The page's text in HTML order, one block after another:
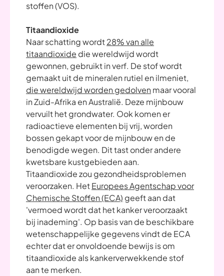
stoffen (VOS).
Titaandioxide
Naar schatting wordt28% van alle
titaandioxide die wereldwijd wordt
gewonnen, gebruikt in verf. De stof wordt
gemaakt uit de mineralen rutiel en ilmeniet,
die wereldwijd worden gedolven maar vooral
in Zuid-Afrika en Australië. Deze mijnbouw
vervuilt het grondwater. Ook komen er
radioactieve elementen bij vrij, worden
bossen gekapt voor de mijnbouw en de
benodigde wegen. Dit tast onder andere
kwetsbare kustgebieden aan.
Titaandioxide zou gezondheidsproblemen
veroorzaken. HetEuropees Agentschap voor
Chemische Stoffen (ECA) geeft aan dat
'vermoed wordt dat het kanker veroorzaakt
bij inademing'. Op basis van de beschikbare
wetenschappelijke gegevens vindt de ECA
echter dat er onvoldoende bewijs is om
titaandioxide als kankerverwekkende stof
aan te merken.